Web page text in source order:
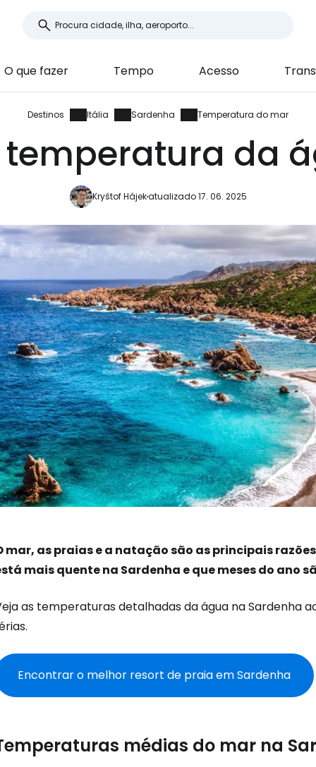
O que fazer Tempo Acesso
Destinos Itália Sardenha Temperatura do mar
da
Kryštof Hájekatualizado 17. 06. 2025
mar, as praias e a natação são as principais
mais quente na Sardenha e que meses do ano
as temperaturas detalhadas da água na Sardenha
Encontrar o melhor resort de praia em Sardenha
médias do mar na